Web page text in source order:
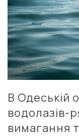
В Одеській
водолазів-
вимагання